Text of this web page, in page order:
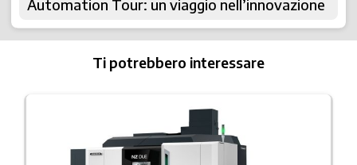
Automation Tour: un viaggio nell’innovazione
Ti potrebbero interessare